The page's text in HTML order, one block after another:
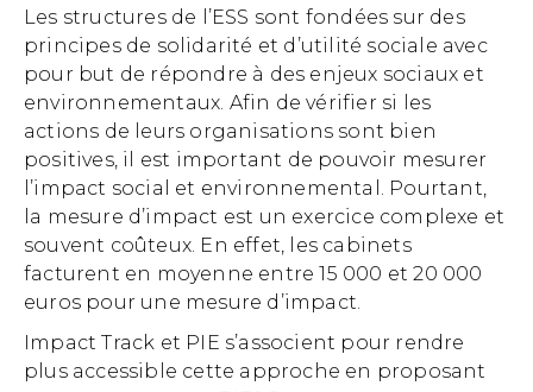
Les structures de l’ESS sont fondées sur des
principes de solidarité et d’utilité sociale avec
pour but de répondre à des enjeux sociaux et
environnementaux. Afin de vérifier si les
actions de leurs organisations sont bien
positives, il est important de pouvoir mesurer
l’impact social et environnemental. Pourtant,
la mesure d’impact est un exercice complexe et
souvent coûteux. En effet, les cabinets
facturent en moyenne entre 15 000 et 20 000
euros pour une mesure d’impact.
Impact Track et PIE s’associent pour rendre
plus accessible cette approche en proposant